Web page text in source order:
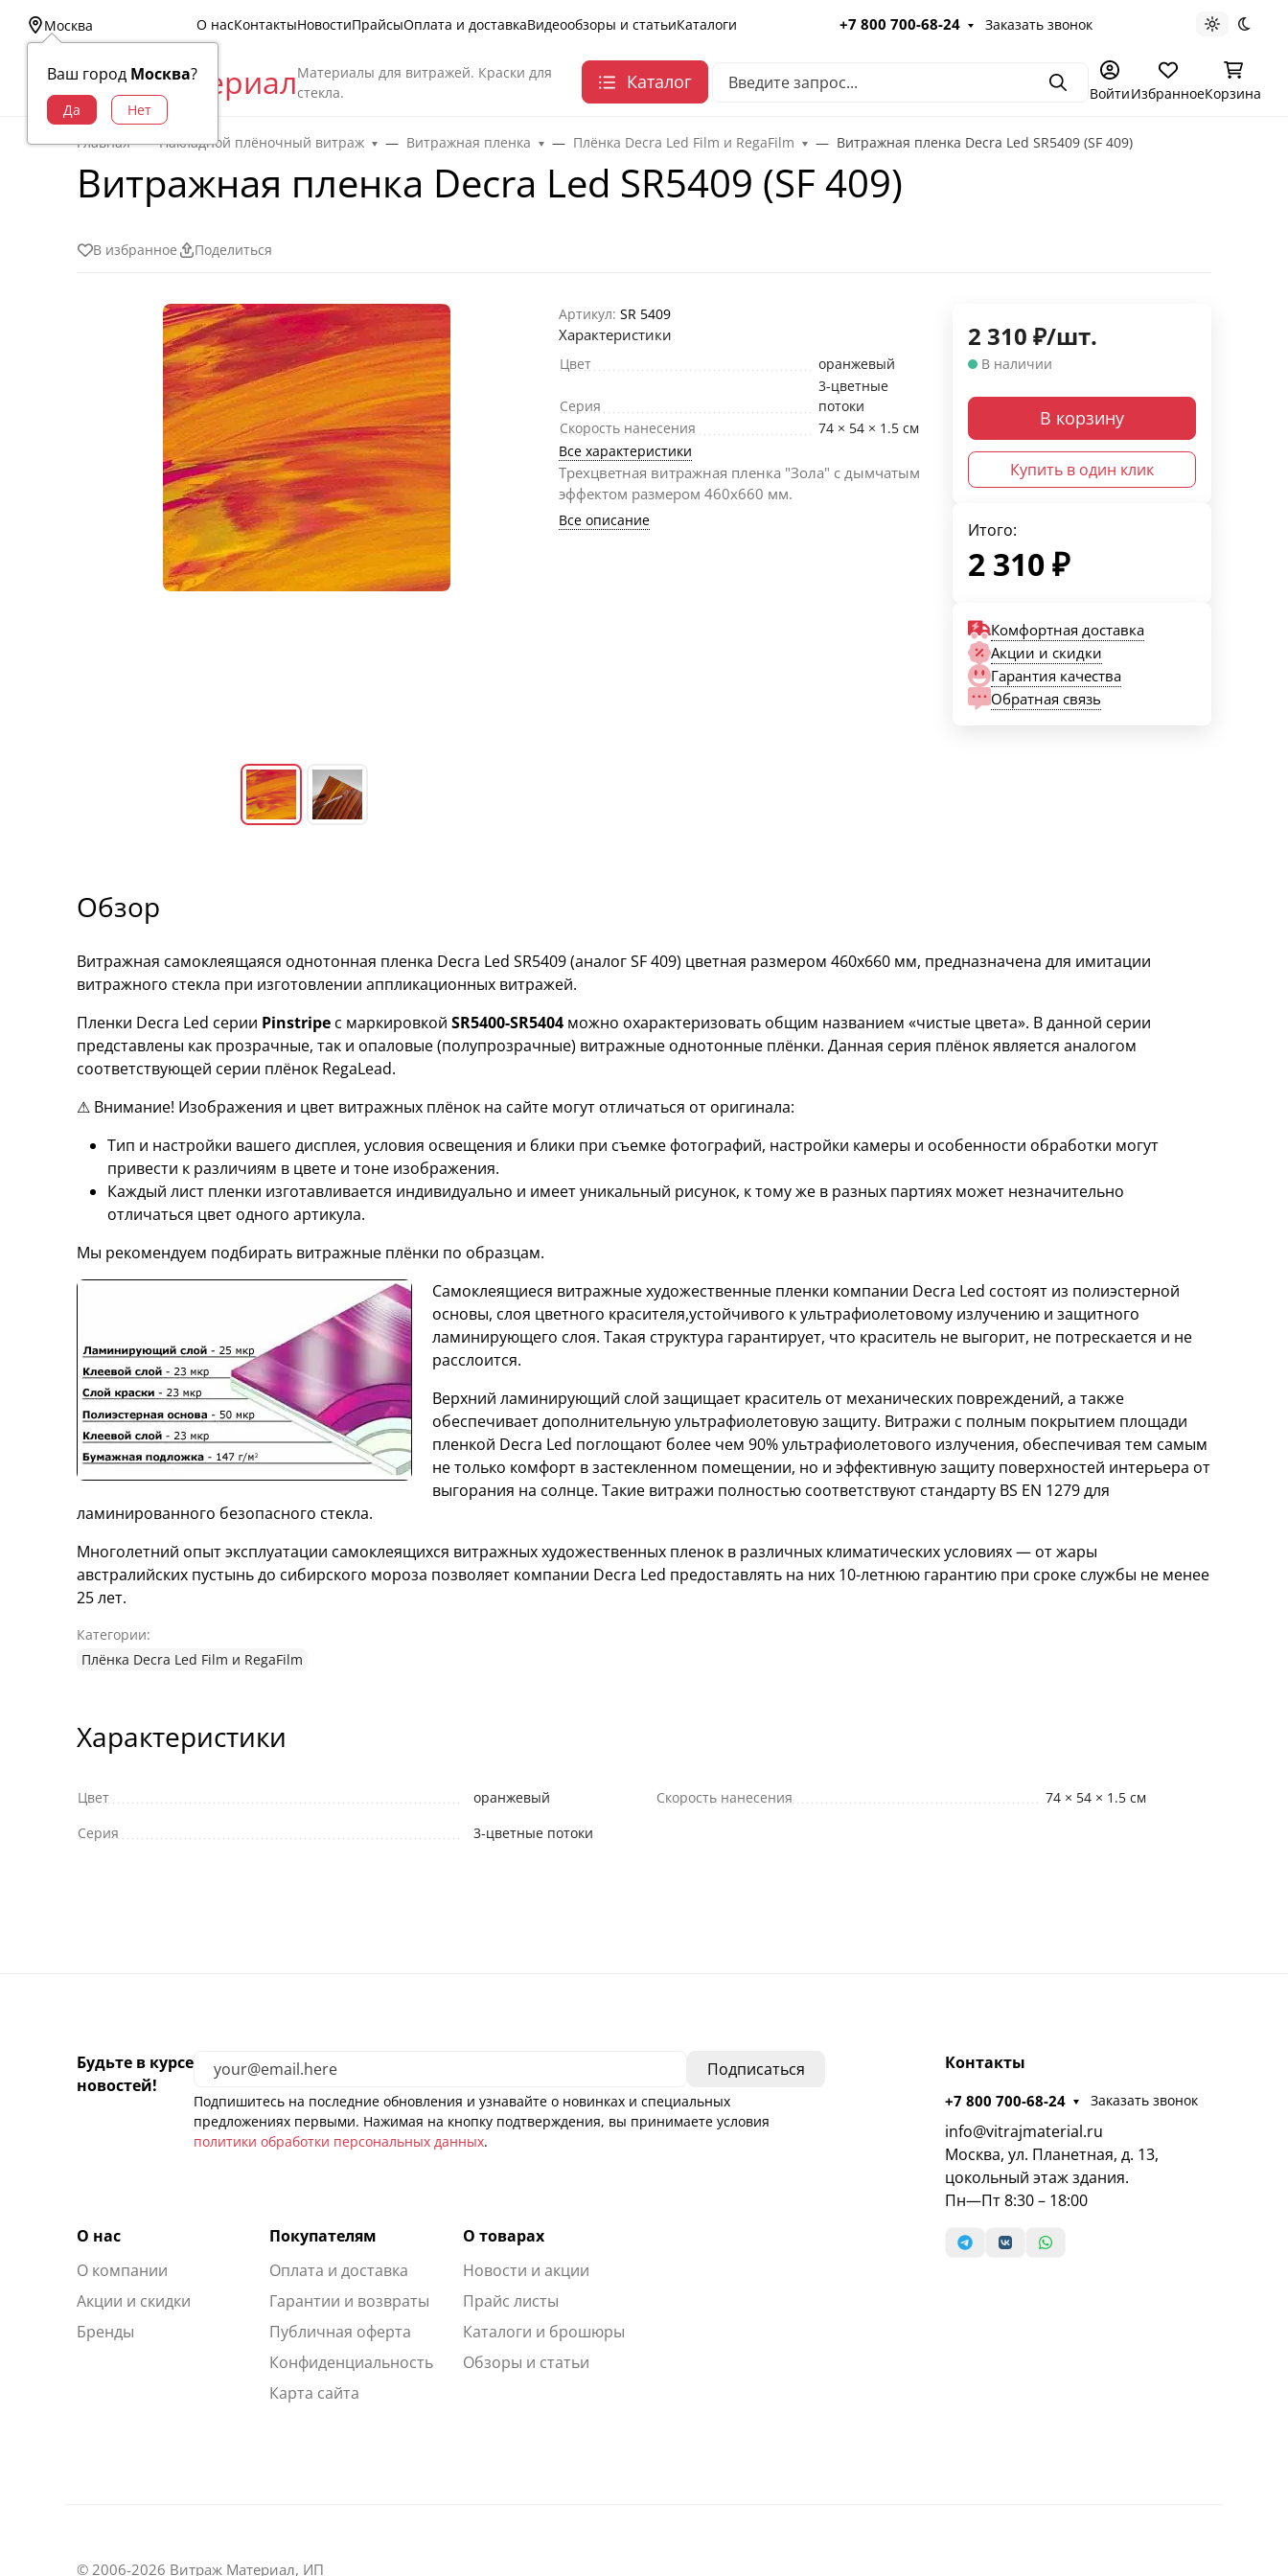
Москва
Ваш город Москва?
О насКонтактыНовостиПрайсыОплата и доставкаВидеообзоры и статьиКаталоги +7 800 700-68-24 Заказать звонок Светлая
Витраж МатериалМатериалы для витражей. Краски для
стекла.
Каталог ПоискВойтиИзбранноеКорзина
Главная Накладной плёночный витраж Витражная пленка Плёнка Decra Led Film и RegaFilm Витражная пленка Decra Led SR5409 (SF 409)
Витражная пленка Decra Led SR5409 (SF 409)
В избранное Поделиться
Артикул: SR 5409
Характеристики
Цвет оранжевый
Серия
3-цветные
потоки
Скорость нанесения
74 × 54 × 1.5 см
Все характеристики
Трехцветная витражная пленка "Зола" с дымчатым
эффектом размером 460х660 мм.
Все описание
2 310 ₽/шт.
В наличии
В корзину
Купить в один клик
Итого:
2 310₽
Комфортная доставка
Акции и скидки
Гарантия качества
Обратная связь
Обзор
Витражная самоклеящаяся однотонная пленка Decra Led SR5409 (аналог SF 409) цветная размером 460х660 мм, предназначена для имитации
витражного стекла при изготовлении аппликационных витражей.
Пленки Decra Led серии Pinstripe с маркировкой SR5400-SR5404 можно охарактеризовать общим названием «чистые цвета». В данной серии
представлены как прозрачные, так и опаловые (полупрозрачные) витражные однотонные плёнки. Данная серия плёнок является аналогом
соответствующей серии плёнок RegaLead.
⚠ Внимание! Изображения и цвет витражных плёнок на сайте могут отличаться от оригинала:
Тип и настройки вашего дисплея, условия освещения и блики при съемке фотографий, настройки камеры и особенности обработки могут
привести к различиям в цвете и тоне изображения.
Каждый лист пленки изготавливается индивидуально и имеет уникальный рисунок, к тому же в разных партиях может незначительно
отличаться цвет одного артикула.
Мы рекомендуем подбирать витражные плёнки по образцам.
Самоклеящиеся витражные художественные пленки компании Decra Led состоят из полиэстерной
основы, слоя цветного красителя,устойчивого к ультрафиолетовому излучению и защитного
ламинирующего слоя. Такая структура гарантирует, что краситель не выгорит, не потрескается и не
расслоится.
Верхний ламинирующий слой защищает краситель от механических повреждений, а также
обеспечивает дополнительную ультрафиолетовую защиту. Витражи с полным покрытием площади
пленкой Decra Led поглощают более чем 90% ультрафиолетового излучения, обеспечивая тем самым
не только комфорт в застекленном помещении, но и эффективную защиту поверхностей интерьера от
выгорания на солнце. Такие витражи полностью соответствуют стандарту BS EN 1279 для
ламинированного безопасного стекла.
Многолетний опыт эксплуатации самоклеящихся витражных художественных пленок в различных климатических условиях — от жары
австралийских пустынь до сибирского мороза позволяет компании Decra Led предоставлять на них 10-летнюю гарантию при сроке службы не менее
25 лет.
Категории:
Плёнка Decra Led Film и RegaFilm
Характеристики
Цвет
оранжевый
Серия
3-цветные потоки
Скорость нанесения 74 × 54 × 1.5 см
Будьте в курсе
новостей!
Подпишитесь на последние обновления и узнавайте о новинках и специальных
предложениях первыми. Нажимая на кнопку подтверждения, вы принимаете условия
политики обработки персональных данных.
О нас
О компании
Акции и скидки
Бренды
Покупателям
Оплата и доставка
Гарантии и возвраты
Публичная оферта
Конфиденциальность
Карта сайта
О товарах
Новости и акции
Прайс листы
Каталоги и брошюры
Обзоры и статьи
Контакты
+7 800 700-68-24 Заказать звонок
info@vitrajmaterial.ru
Москва, ул. Планетная, д. 13,
цокольный этаж здания.
Пн—Пт 8:30 – 18:00
© 2006-2026 Витраж Материал, ИП